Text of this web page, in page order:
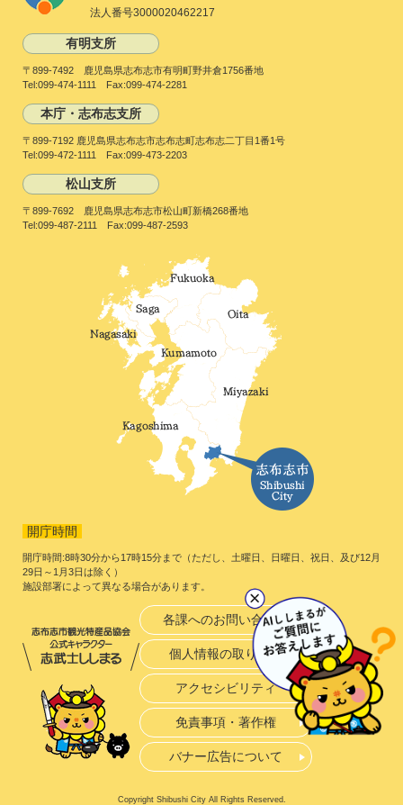
法人番号3000020462217
有明支所
〒899-7492 鹿児島県志布志市有明町野井倉1756番地
Tel:099-474-1111 Fax:099-474-2281
本庁・志布志支所
〒899-7192 鹿児島県志布志市志布志町志布志二丁目1番1号
Tel:099-472-1111 Fax:099-473-2203
松山支所
〒899-7692 鹿児島県志布志市松山町新橋268番地
Tel:099-487-2111 Fax:099-487-2593
開庁時間
開庁時間:8時30分から17時15分まで（ただし、土曜日、日曜日、祝日、及び12月
29日～1月3日は除く）
施設部署によって異なる場合があります。
各課へのお問い合わせ
個人情報の取り扱い
アクセシビリティ
免責事項・著作権
バナー広告について
Copyright Shibushi City All Rights Reserved.